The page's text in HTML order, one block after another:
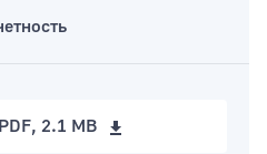
PDF, 2.1 MB